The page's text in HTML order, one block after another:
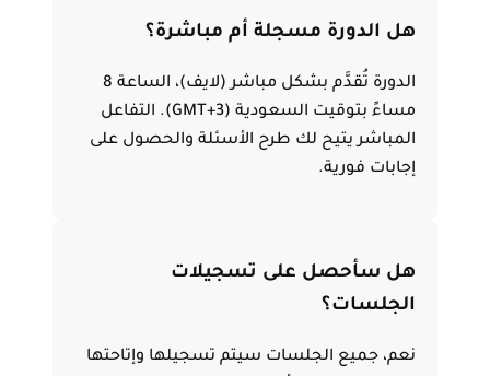
هل الدورة مسجلة أم مباشرة؟
الدورة تُقدَّم بشكل مباشر (لايف)، الساعة 8
مساءً بتوقيت السعودية (GMT+3). التفاعل
المباشر يتيح لك طرح الأسئلة والحصول على
إجابات فورية.
هل سأحصل على تسجيلات
الجلسات؟
نعم، جميع الجلسات سيتم تسجيلها وإتاحتها